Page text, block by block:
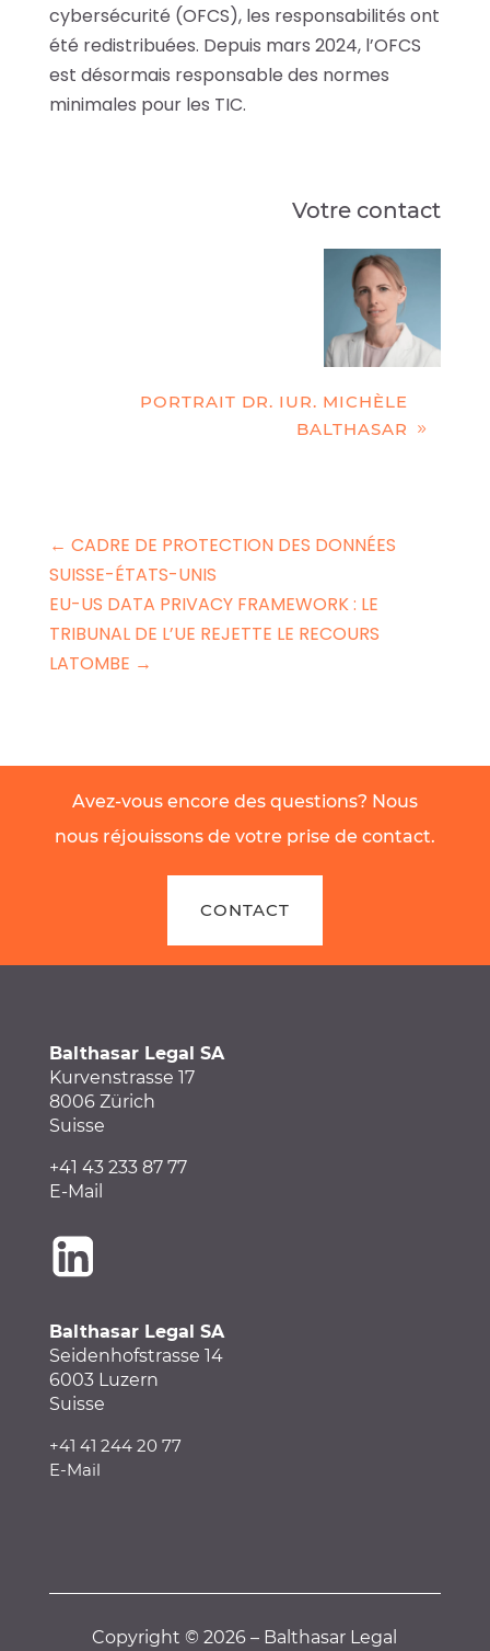
cybersécurité (OFCS), les responsabilités ont
été redistribuées. Depuis mars 2024, l’OFCS
est désormais responsable des normes
minimales pour les TIC.
Votre contact
PORTRAIT DR. IUR. MICHÈLE
BALTHASAR
← CADRE DE PROTECTION DES DONNÉES
SUISSE-ÉTATS-UNIS
EU-US DATA PRIVACY FRAMEWORK : LE
TRIBUNAL DE L’UE REJETTE LE RECOURS
LATOMBE →
Avez-vous encore des questions? Nous
nous réjouissons de votre prise de contact.
CONTACT
Balthasar Legal SA
Kurvenstrasse 17
8006 Zürich
Suisse
+41 43 233 87 77
E-Mail
Balthasar Legal SA
Seidenhofstrasse 14
6003 Luzern
Suisse
+41 41 244 20 77
E-Mail
Copyright © 2026 – Balthasar Legal